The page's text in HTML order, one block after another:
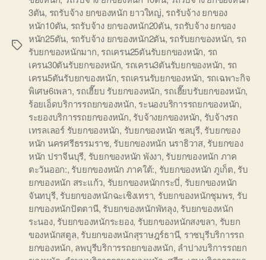
Tags
3ตัน, รถรับจ้าง ยกของหนัก ยาวใหญ่, รถรับจ้าง ยกของ
หนัก10ตัน, รถรับจ้าง ยกของหนัก20ตัน, รถรับจ้าง ยกของ
หนัก25ตัน, รถรับจ้าง ยกของหนัก2ตัน, รถรับยกของหนัก, รถ
รับยกของหนักมาก, รถเครน25ตันรับยกของหนัก, รถ
เครน30ตันรับยกของหนัก, รถเครน3ตันรับยกของหนัก, รถ
เครน5ตันรับยกของหนัก, รถเครนรับยกของหนัก, รถเฉพาะกิจ
พิเศษ6เพลา, รถเฮี๊ยบ รับยกของหนัก, รถเฮี๊ยบรับยกของหนัก,
ร้อยเอ็ดบริการรถยกของหนัก, ระนองบริการรถยกของหนัก,
ระยองบริการรถยกของหนัก, รับจ้างยกของหนัก, รับจ้างรถ
เทรลเลอร์ รับยกของหนัก, รับยกของหนัก ชลบุรี, รับยกของ
หนัก นครศรีธรรมราช, รับยกของหนัก นราธิวาส, รับยกของ
หนัก ปราจีนบุรี, รับยกของหนัก พังงา, รับยกของหนัก ภาค
ตะวันออก:, รับยกของหนัก ภาคใต้:, รับยกของหนัก ภูเก็ต, รับ
ยกของหนัก สระแก้ว, รับยกของหนักกระบี่, รับยกของหนัก
จันทบุรี, รับยกของหนักฉะเชิงเทรา, รับยกของหนักชุมพร, รับ
ยกของหนักปัตตานี, รับยกของหนักพัทลุง, รับยกของหนัก
ระนอง, รับยกของหนักระยอง, รับยกของหนักสงขลา, รับยก
ของหนักสตูล, รับยกของหนักสุราษฎร์ธานี, ราชบุรีบริการรถ
ยกของหนัก, ลพบุรีบริการรถยกของหนัก, ลำปางบริการรถยก